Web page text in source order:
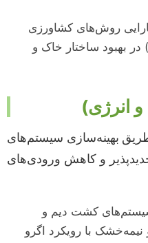
روش‌های کشاورزی
بهبود ساختار خاک و
بهینه‌سازی سیستم‌های
و کاهش ورودی‌های
سیستم‌های کشت دیم و
با رویکرد اگرو